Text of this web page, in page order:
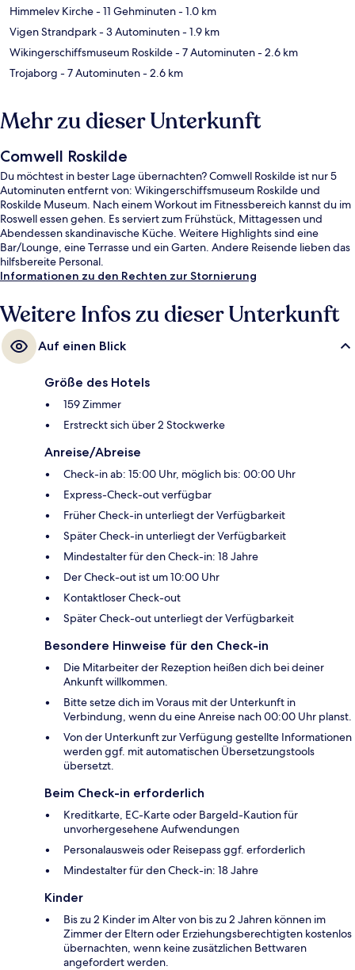
Himmelev Kirche- 11 Gehminuten- 1.0 km
Vigen Strandpark- 3 Autominuten- 1.9 km
Wikingerschiffsmuseum Roskilde- 7 Autominuten- 2.6 km
Trojaborg - 7 Autominuten- 2.6 km
Mehr zu dieser Unterkunft
Comwell Roskilde
Du möchtest in bester Lage übernachten? Comwell Roskilde ist nur 5
Autominuten entfernt von: Wikingerschiffsmuseum Roskilde und
Roskilde Museum. Nach einem Workout im Fitnessbereich kannst du im
Roswell essen gehen. Es serviert zum Frühstück, Mittagessen und
Abendessen skandinavische Küche. Weitere Highlights sind eine
Bar/Lounge, eine Terrasse und ein Garten. Andere Reisende lieben das
hilfsbereite Personal.
Informationen zu den Rechten zur Stornierung
Weitere Infos zu dieser Unterkunft
Auf einen Blick
Größe des Hotels
159 Zimmer
Erstreckt sich über 2 Stockwerke
Anreise/Abreise
Check-in ab: 15:00 Uhr, möglich bis: 00:00 Uhr
Express-Check-out verfügbar
Früher Check-in unterliegt der Verfügbarkeit
Später Check-in unterliegt der Verfügbarkeit
Mindestalter für den Check-in: 18 Jahre
Der Check-out ist um 10:00 Uhr
Kontaktloser Check-out
Später Check-out unterliegt der Verfügbarkeit
Besondere Hinweise für den Check-in
Die Mitarbeiter der Rezeption heißen dich bei deiner
Ankunft willkommen.
Bitte setze dich im Voraus mit der Unterkunft in
Verbindung, wenn du eine Anreise nach 00:00 Uhr planst.
Von der Unterkunft zur Verfügung gestellte Informationen
werden ggf. mit automatischen Übersetzungstools
übersetzt.
Beim Check-in erforderlich
Kreditkarte, EC-Karte oder Bargeld-Kaution für
unvorhergesehene Aufwendungen
Personalausweis oder Reisepass ggf. erforderlich
Mindestalter für den Check-in: 18 Jahre
Kinder
Bis zu 2 Kinder im Alter von bis zu 2 Jahren können im
Zimmer der Eltern oder Erziehungsberechtigten kostenlos
übernachten, wenn keine zusätzlichen Bettwaren
angefordert werden.